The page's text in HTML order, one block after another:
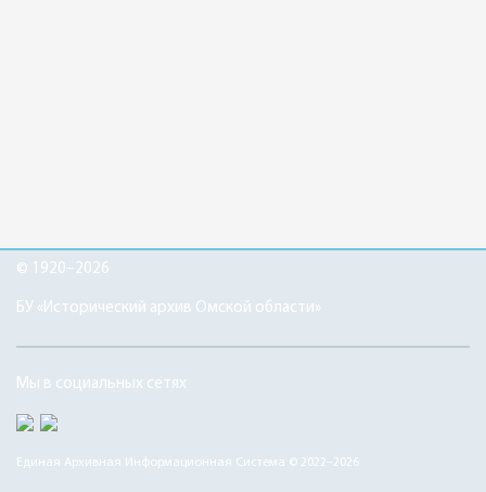
© 1920–2026
БУ «Исторический архив Омской области»
Мы в социальных сетях
Единая Архивная Информационная Система © 2022–2026